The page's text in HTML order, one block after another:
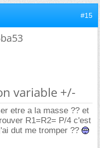
#15
variable +/-
etre a la masse ?? et
R1=R2= P/4 c'est
dut me tromper ??